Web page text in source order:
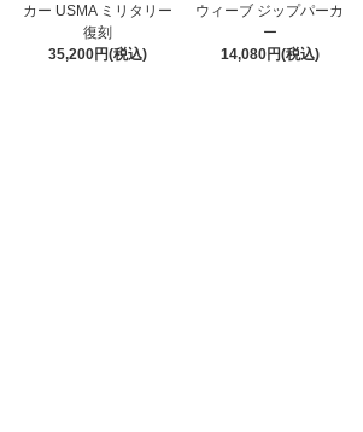
カー USMA ミリタリー
復刻
35,200円(税込)
ウィーブ ジップパーカ
ー
14,080円(税込)